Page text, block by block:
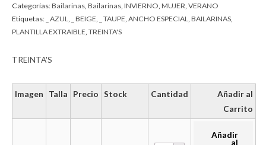
Categorías:Bailarinas Bailarinas INVIERNO MUJER VERANO
Etiquetas: _ AZUL _ BEIGE _ TAUPE ANCHO ESPECIAL BAILARINAS
PLANTILLA EXTRAIBLE TREINTA'S
TREINTA'S
Imagen Talla Precio Stock Cantidad
Añadir al
Carrito
Añadir
al